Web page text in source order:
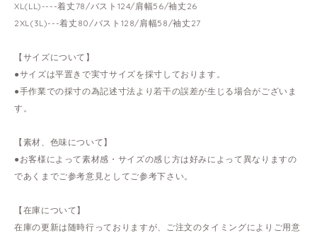
XL(LL)----着丈78/バスト124/肩幅56/袖丈26
2XL(3L)---着丈80/バスト128/肩幅58/袖丈27
【サイズについて】
●サイズは平置きで実寸サイズを採寸しております。
●手作業での採寸の為記述寸法より若干の誤差が生じる場合がございま
す。
【素材、色味について】
●お客様によって素材感・サイズの感じ方は好みによって異なりますの
であくまでご参考意見としてご参考下さい。
【在庫について】
在庫の更新は随時行っておりますが、ご注文のタイミングによりご用意